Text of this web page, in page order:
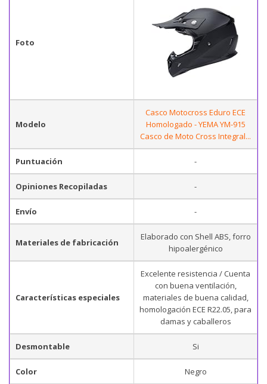
Foto
Modelo
Casco Motocross Eduro ECE
Homologado - YEMA YM-915
Casco de Moto Cross Integral...
Puntuación -
Opiniones Recopiladas -
Envío -
Materiales de fabricación
Elaborado con Shell ABS, forro
hipoalergénico
Características especiales
Excelente resistencia / Cuenta
con buena ventilación,
materiales de buena calidad,
homologación ECE R22.05, para
damas y caballeros
Desmontable Si
Color Negro